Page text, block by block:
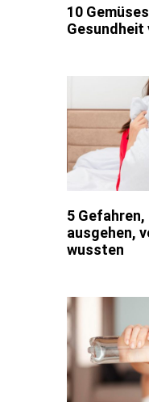
10
Gesundheit
5
ausgehen,
wussten